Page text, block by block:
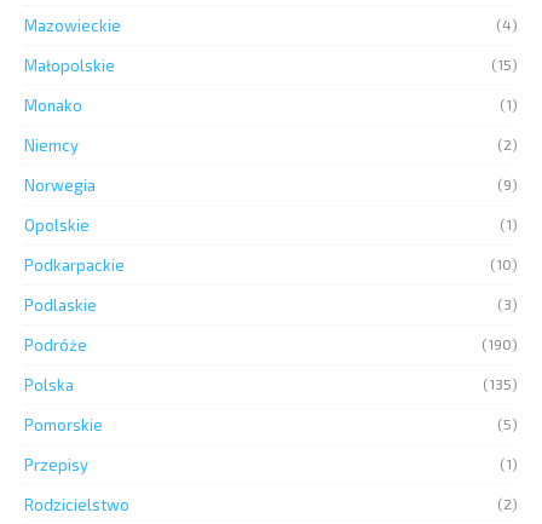
Mazowieckie (4)
Małopolskie (15)
Monako (1)
Niemcy (2)
Norwegia (9)
Opolskie (1)
Podkarpackie (10)
Podlaskie (3)
Podróże (190)
Polska (135)
Pomorskie (5)
Przepisy (1)
Rodzicielstwo (2)